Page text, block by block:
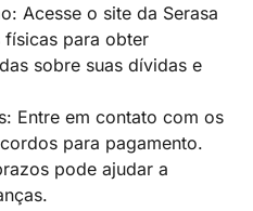
Acesse o site da Serasa
para obter
sobre suas dívidas e
Entre em contato com os
para pagamento.
pode ajudar a